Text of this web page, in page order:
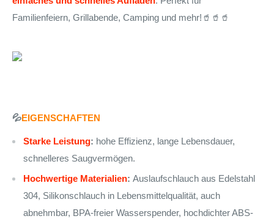
Familienfeiern, Grillabende, Camping und mehr!🥤🥤🥤
💦EIGENSCHAFTEN
Starke Leistung: hohe Effizienz, lange Lebensdauer,
schnelleres Saugvermögen.
Hochwertige Materialien: Auslaufschlauch aus Edelstahl
304, Silikonschlauch in Lebensmittelqualität, auch
abnehmbar, BPA-freier Wasserspender, hochdichter ABS-